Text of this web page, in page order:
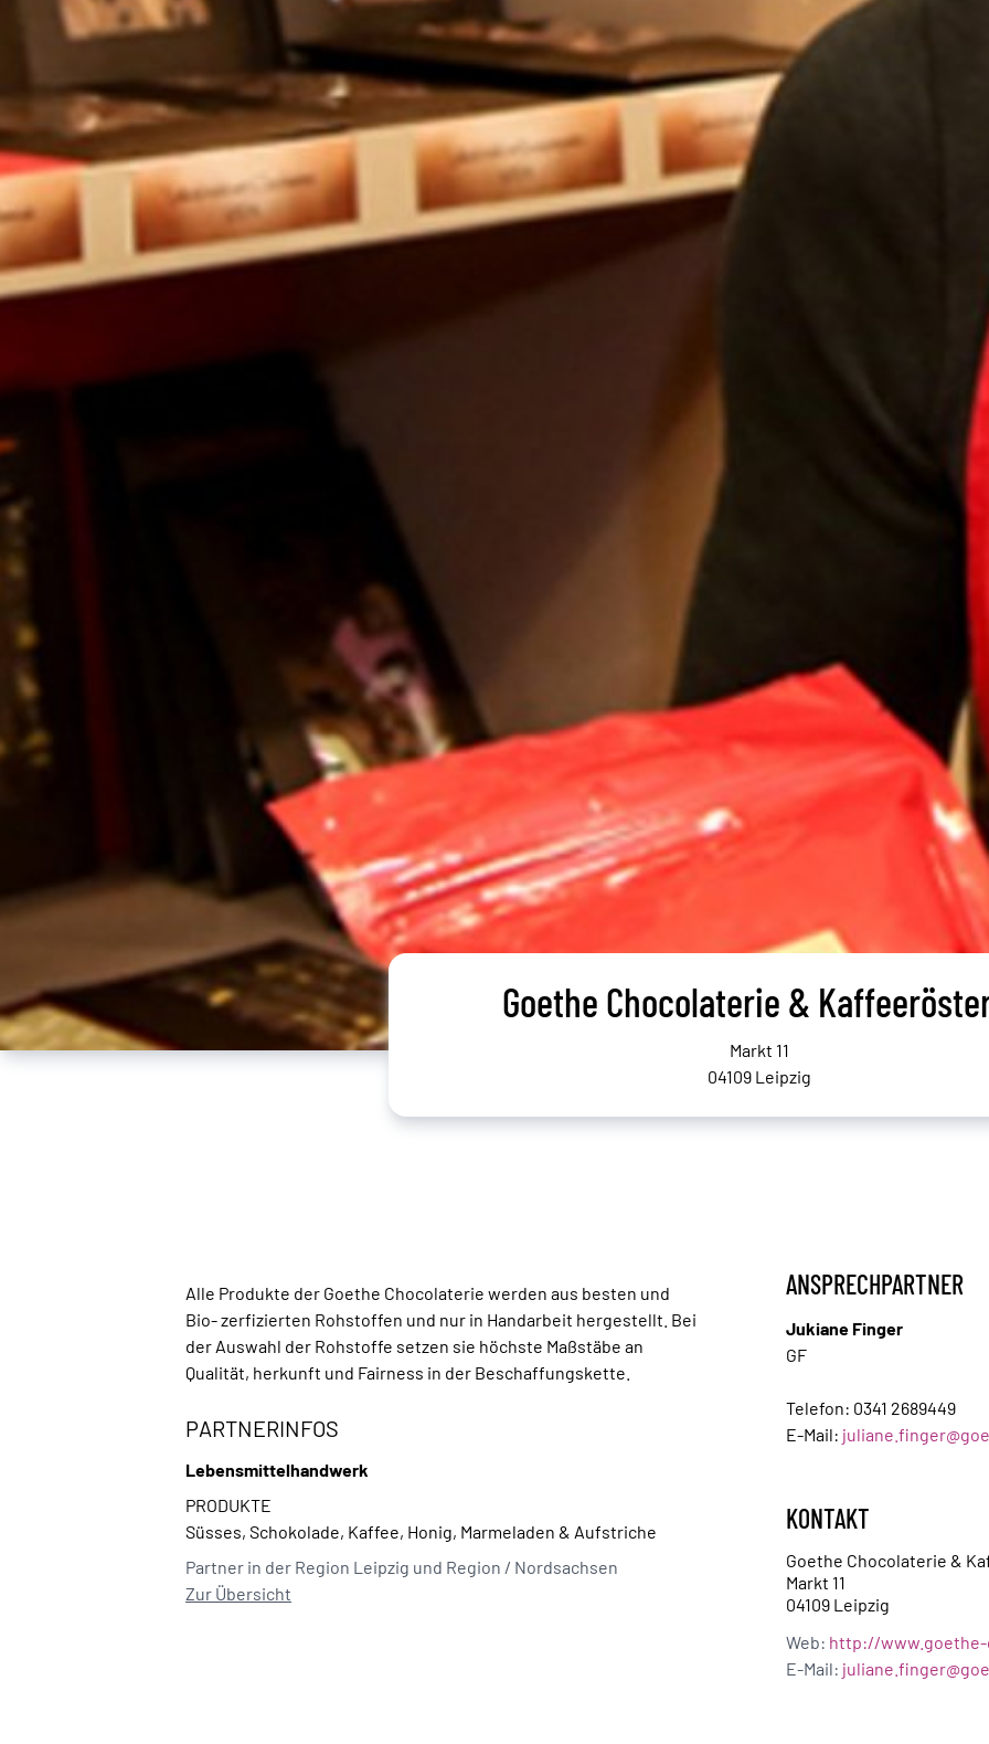
Goethe Chocolaterie &
Markt 11
04109 Leipzig
Alle Produkte der Goethe Chocolaterie werden aus besten und
Bio- zerfizierten Rohstoffen und nur in Handarbeit hergestellt. Bei
der Auswahl der Rohstoffe setzen sie höchste Maßstäbe an
Qualität, herkunft und Fairness in der Beschaffungskette.
PARTNERINFOS
Lebensmittelhandwerk
PRODUKTE
Süsses, Schokolade, Kaffee, Honig, Marmeladen & Aufstriche
Partner in der Region Leipzig und Region / Nordsachsen
Zur Übersicht
ANSPRECHPARTNER
Jukiane Finger
GF
Telefon: 0341 2689449
E-Mail:
KONTAKT
Goethe Chocolaterie &
Markt 11
04109 Leipzig
Web: http://
E-Mail: